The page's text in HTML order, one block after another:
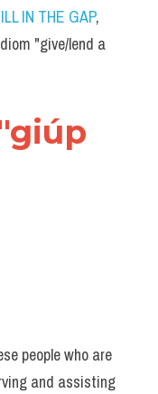
IN THE GAP,
"give/lend a
people who are
and assisting